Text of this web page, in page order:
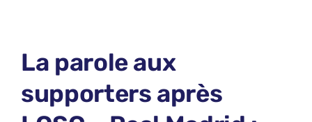
ABONNEMENTS
NOUS CONTACTER
La parole aux
supporters après